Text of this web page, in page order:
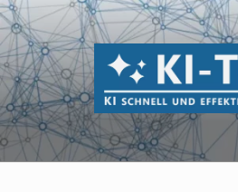
Zum
Inhalt
springen
KI-
KI schnell und